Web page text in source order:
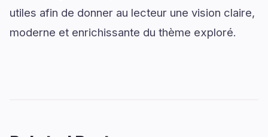
utiles afin de donner au lecteur une vision claire,
moderne et enrichissante du thème exploré.